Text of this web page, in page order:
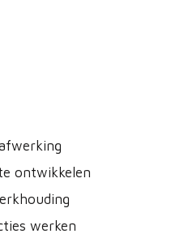
ontwikkelen
werken